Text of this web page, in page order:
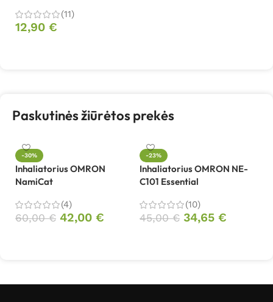
(11)
12,90 €
Paskutinės žiūrėtos prekės
-30%
Inhaliatorius OMRON
NamiCat
(4)
60,00€ 42,00 €
-23%
Inhaliatorius OMRON NE-
C101 Essential
(10)
45,00€ 34,65 €